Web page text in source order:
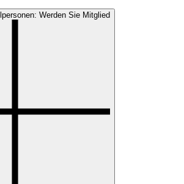
Werden Sie Mitglied